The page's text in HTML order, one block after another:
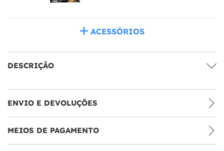
ACESSÓRIOS
DESCRIÇÃO
ENVIO E DEVOLUÇÕES
MEIOS DE PAGAMENTO